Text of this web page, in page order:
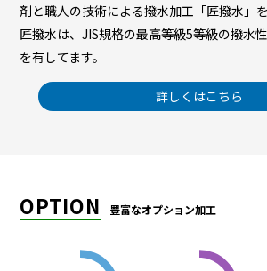
剤と職人の技術による撥水加工「匠撥水」
匠撥水は、JIS規格の最高等級5等級の撥水
を有してます。
詳しくはこちら
OPTION 豊富なオプション加工